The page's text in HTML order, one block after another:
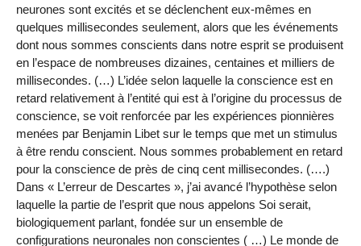
neurones sont excités et se déclenchent eux-mêmes en
quelques millisecondes seulement, alors que les événements
dont nous sommes conscients dans notre esprit se produisent
en l’espace de nombreuses dizaines, centaines et milliers de
millisecondes. (…) L’idée selon laquelle la conscience est en
retard relativement à l’entité qui est à l’origine du processus de
conscience, se voit renforcée par les expériences pionnières
menées par Benjamin Libet sur le temps que met un stimulus
à être rendu conscient. Nous sommes probablement en retard
pour la conscience de près de cinq cent millisecondes. (….)
Dans « L’erreur de Descartes », j’ai avancé l’hypothèse selon
laquelle la partie de l’esprit que nous appelons Soi serait,
biologiquement parlant, fondée sur un ensemble de
configurations neuronales non conscientes ( …) Le monde de